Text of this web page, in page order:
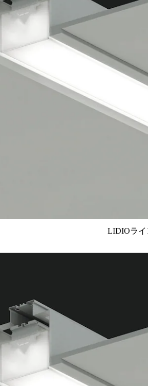
LIDIOライ